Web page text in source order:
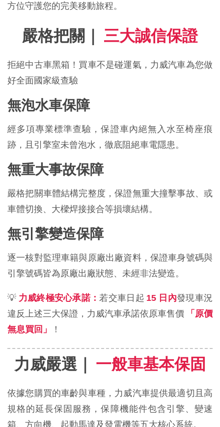
方位守護您的完美移動旅程。
嚴格把關｜ 三大誠信保證
拒絕中古車黑箱！買車不是碰運氣，力威汽車為您做
好全面國家級查驗
無泡水車保障
經多項專業標準查驗，保證車內絕無入水至椅座痕
跡，且引擎室未曾泡水，徹底阻絕車電隱患。
無重大事故保障
嚴格把關車體結構完整度，保證無重大撞擊事故、或
車體切換、大樑焊接接合等損壞結構。
無引擎變造保障
逐一核對監理車籍與原廠出廠資料，保證車身號碼與
引擎號碼皆為原廠出廠狀態、未經非法變造。
💡 力威終極安心承諾：若交車日起 15 日內發現車況
違反上述三大保證，力威汽車承諾依原車售價
「原價
無息買回」
！
力威嚴選｜ 一般車基本保固
依據您購買的車齡與車種，力威汽車提供最適切且高
規格的延長保固服務，保障機能件包含引擎、變速
箱、方向機、起動馬達及發電機等五大核心系統。